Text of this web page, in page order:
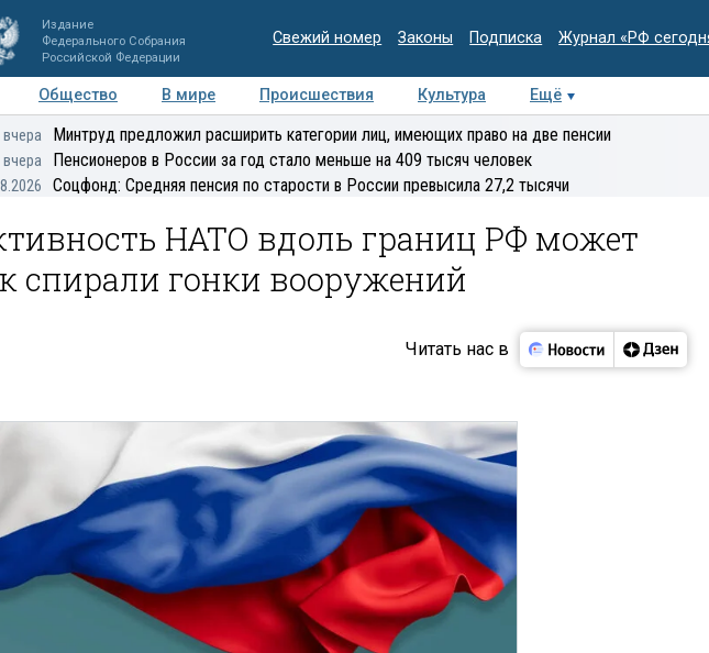
Издание
Федерального Собрания
Российской Федерации
Свежий номер Законы Подписка Журнал «РФ
Общество В мире Происшествия Культура Ещё
Мнения Регионы Медиацентр Интервью Колумнисты
Деловая
вчера Минтруд предложил расширить категории лиц, имеющих право на две пенсии
вчера Пенсионеров в России за год стало меньше на 409 тысяч человек
Соцфонд: Средняя пенсия по старости в России превысила 27,2 тысячи
НАТО вдоль границ РФ может
спирали гонки вооружений
Читать нас в